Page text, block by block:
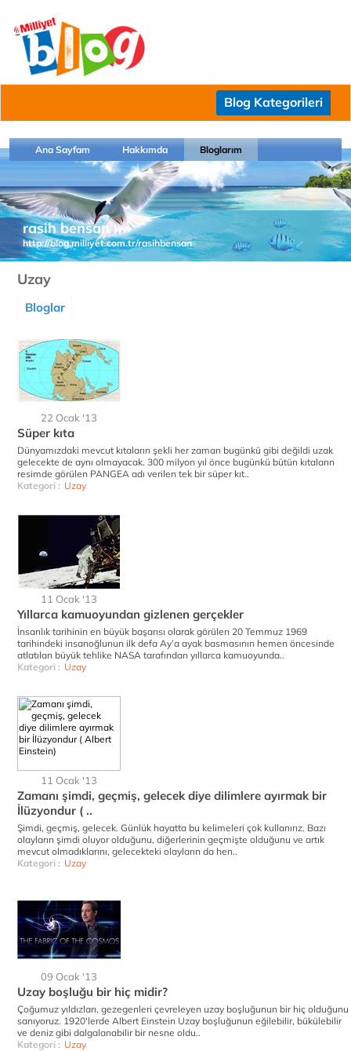
Blog Kategorileri
Ana Sayfam Hakkımda Bloglarım
rasih bensan
http://blog.milliyet.com.tr/rasihbensan
Uzay
Bloglar
22 Ocak '13
Süper kıta
Dünyamızdaki mevcut kıtaların şekli her zaman bugünkü gibi değildi uzak
gelecekte de aynı olmayacak. 300 milyon yıl önce bugünkü bütün kıtaların
resimde görülen PANGEA adı verilen tek bir süper kıt..
Kategori : Uzay
11 Ocak '13
Yıllarca kamuoyundan gizlenen gerçekler
İnsanlık tarihinin en büyük başarısı olarak görülen 20 Temmuz 1969
tarihindeki insanoğlunun ilk defa Ay’a ayak basmasının hemen öncesinde
atlatılan büyük tehlike NASA tarafından yıllarca kamuoyunda..
Kategori : Uzay
11 Ocak '13
Zamanı şimdi, geçmiş, gelecek diye dilimlere ayırmak bir
İlüzyondur ( ..
Şimdi, geçmiş, gelecek. Günlük hayatta bu kelimeleri çok kullanırız. Bazı
olayların şimdi oluyor olduğunu, diğerlerinin geçmişte olduğunu ve artık
mevcut olmadıklarını, gelecekteki olayların da hen..
Kategori : Uzay
09 Ocak '13
Uzay boşluğu bir hiç midir?
Çoğumuz yıldızları, gezegenleri çevreleyen uzay boşluğunun bir hiç olduğunu
sanıyoruz. 1920'lerde Albert Einstein Uzay boşluğunun eğilebilir, bükülebilir
ve deniz gibi dalgalanabilir bir nesne oldu..
Kategori : Uzay